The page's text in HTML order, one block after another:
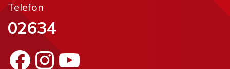
Telefon
02634
Facebook
Instagram
YouTube